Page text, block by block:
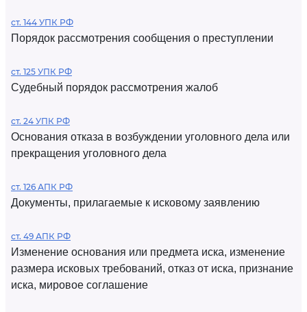
ст. 144 УПК РФ
Порядок рассмотрения сообщения о преступлении
ст. 125 УПК РФ
Судебный порядок рассмотрения жалоб
ст. 24 УПК РФ
Основания отказа в возбуждении уголовного дела или
прекращения уголовного дела
ст. 126 АПК РФ
Документы, прилагаемые к исковому заявлению
ст. 49 АПК РФ
Изменение основания или предмета иска, изменение
размера исковых требований, отказ от иска, признание
иска, мировое соглашение